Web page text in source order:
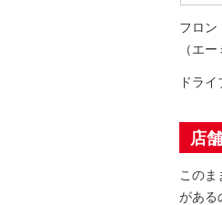
フロン
（エ
ドラ
店
この
がある